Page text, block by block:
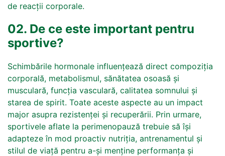
de reacții corporale.
02. De ce este important pentru
sportive?
Schimbările hormonale influențează direct compoziția
corporală, metabolismul, sănătatea osoasă și
musculară, funcția vasculară, calitatea somnului și
starea de spirit. Toate aceste aspecte au un impact
major asupra rezistenței și recuperării. Prin urmare,
sportivele aflate la perimenopauză trebuie să își
adapteze în mod proactiv nutriția, antrenamentul și
stilul de viață pentru a-și menține performanța și